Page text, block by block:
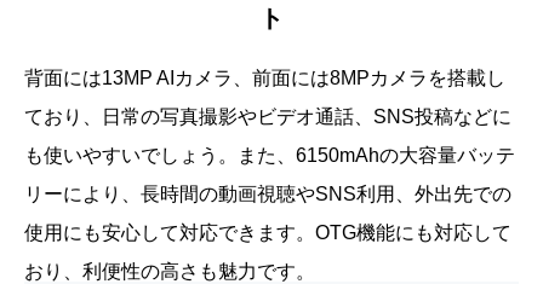
ト
背面には13MP AIカメラ、前面には8MPカメラを搭載し
ており、日常の写真撮影やビデオ通話、SNS投稿などに
も使いやすいでしょう。また、6150mAhの大容量バッテ
リーにより、長時間の動画視聴やSNS利用、外出先での
使用にも安心して対応できます。OTG機能にも対応して
おり、利便性の高さも魅力です。